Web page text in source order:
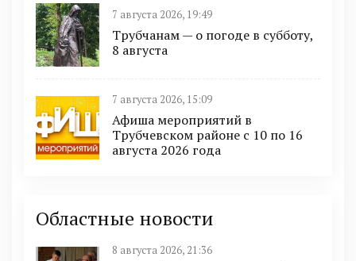
7 августа 2026, 19:49
Трубчанам — о погоде в субботу,
8 августа
7 августа 2026, 15:09
Афиша мероприятий в
Трубчевском районе с 10 по 16
августа 2026 года
Областные новости
8 августа 2026, 21:36